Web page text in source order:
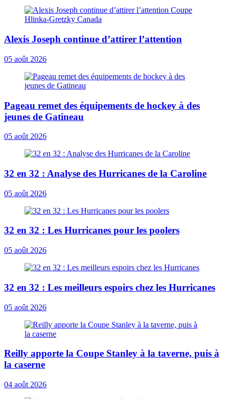
Alexis Joseph continue d’attirer l’attention
05 août 2026
Pageau remet des équipements de hockey à des
jeunes de Gatineau
05 août 2026
32 en 32 : Analyse des Hurricanes de la Caroline
05 août 2026
32 en 32 : Les Hurricanes pour les poolers
05 août 2026
32 en 32 : Les meilleurs espoirs chez les Hurricanes
05 août 2026
Reilly apporte la Coupe Stanley à la taverne, puis à
la caserne
04 août 2026